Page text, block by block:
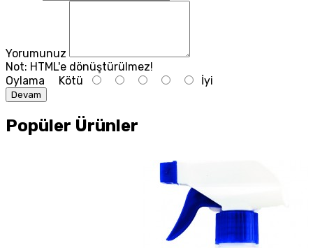
Yorumunuz
Not: HTML'e dönüştürülmez!
Oylama Kötü İyi
Devam
Popüler Ürünler